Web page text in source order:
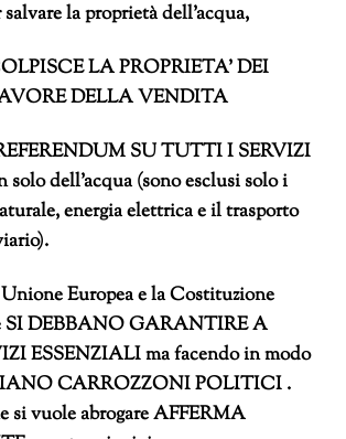
la proprietà dell’acqua,
LA PROPRIETA’ DEI
DELLA VENDITA
SU TUTTI I SERVIZI
dell’acqua (sono esclusi solo i
energia elettrica e il trasporto
Europea e la Costituzione
SI DEBBANO GARANTIRE A
ESSENZIALI ma facendo in modo
CARROZZONI POLITICI .
si vuole abrogare AFFERMA